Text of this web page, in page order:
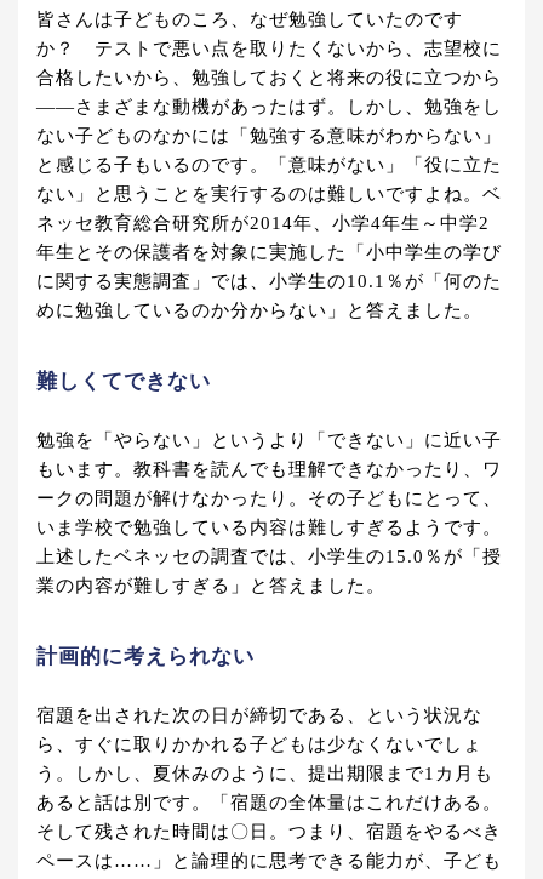
皆さんは子どものころ、なぜ勉強していたのです
か？ テストで悪い点を取りたくないから、志望校に
合格したいから、勉強しておくと将来の役に立つから
――さまざまな動機があったはず。しかし、勉強をし
ない子どものなかには「勉強する意味がわからない」
と感じる子もいるのです。「意味がない」「役に立た
ない」と思うことを実行するのは難しいですよね。ベ
ネッセ教育総合研究所が2014年、小学4年生～中学2
年生とその保護者を対象に実施した「小中学生の学び
に関する実態調査」では、小学生の10.1％が「何のた
めに勉強しているのか分からない」と答えました。
難しくてできない
勉強を「やらない」というより「できない」に近い子
もいます。教科書を読んでも理解できなかったり、ワ
ークの問題が解けなかったり。その子どもにとって、
いま学校で勉強している内容は難しすぎるようです。
上述したベネッセの調査では、小学生の15.0％が「授
業の内容が難しすぎる」と答えました。
計画的に考えられない
宿題を出された次の日が締切である、という状況な
ら、すぐに取りかかれる子どもは少なくないでしょ
う。しかし、夏休みのように、提出期限まで1カ月も
あると話は別です。「宿題の全体量はこれだけある。
そして残された時間は〇日。つまり、宿題をやるべき
ペースは……」と論理的に思考できる能力が、子ども